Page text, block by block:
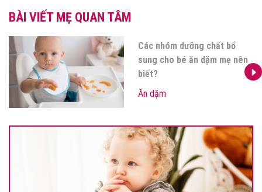
BÀI VIẾT MẸ QUAN TÂM
Các nhóm dưỡng chất bổ
sung cho bé ăn dặm mẹ nên
biết?
Ăn dặm